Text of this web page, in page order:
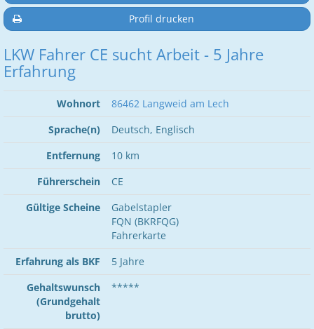
Profil drucken
LKW Fahrer CE sucht Arbeit - 5 Jahre
Erfahrung
Wohnort
86462 Langweid am Lech
Sprache(n)
Deutsch, Englisch
Entfernung
10 km
Führerschein
CE
Gültige Scheine
Gabelstapler
FQN (BKRFQG)
Fahrerkarte
Erfahrung als BKF
5 Jahre
Gehaltswunsch
(Grundgehalt
brutto)
*****